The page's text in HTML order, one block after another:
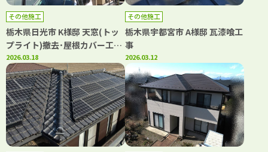
その他施工
栃木県日光市 K様邸 天窓(トッ
プライト)撤去･屋根カバー工法
『INAGAKI ICひらぶき ヒラン
ビー220』
2026.03.18
その他施工
栃木県宇都宮市 A様邸 瓦漆喰工
事
2026.03.12